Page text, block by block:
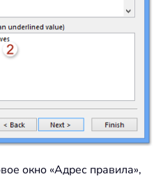
окно «Адрес правила»,